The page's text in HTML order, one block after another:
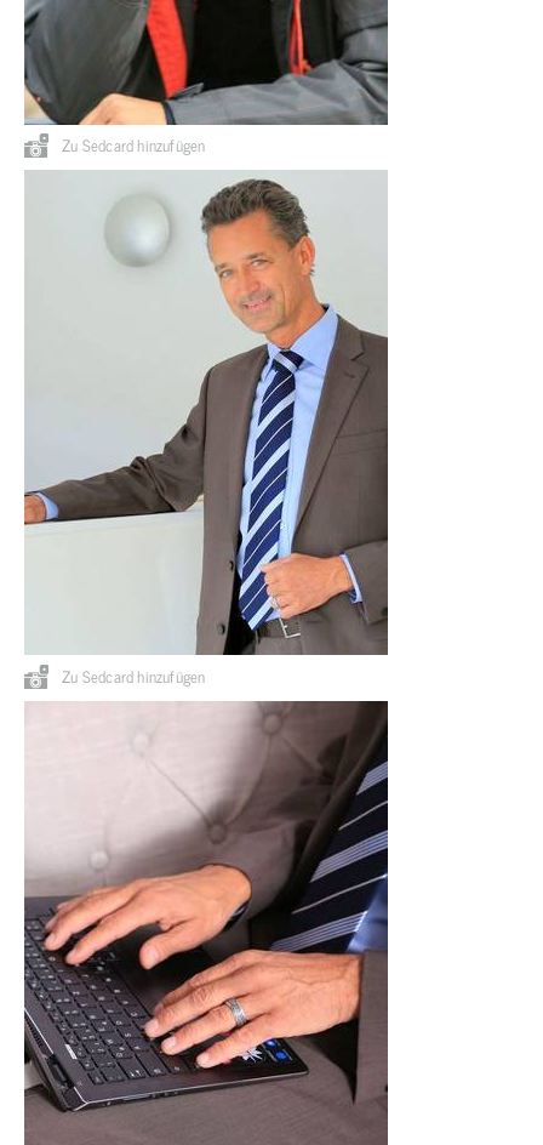
Zu Sedcard hinzufügen
Zu Sedcard hinzufügen